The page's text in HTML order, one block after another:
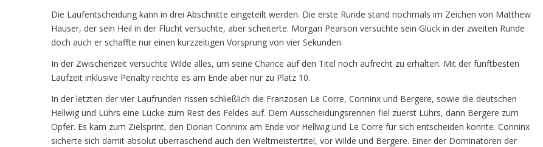
Die Laufentscheidung kann in drei Abschnitte eingeteilt werden. Die erste Runde stand nochmals im Zeichen von Matthew
Hauser, der sein Heil in der Flucht versuchte, aber scheiterte. Morgan Pearson versuchte sein Glück in der zweiten Runde
doch auch er schaffte nur einen kurzzeitigen Vorsprung von vier Sekunden.
In der Zwischenzeit versuchte Wilde alles, um seine Chance auf den Titel noch aufrecht zu erhalten. Mit der fünftbesten
Laufzeit inklusive Penalty reichte es am Ende aber nur zu Platz 10.
In der letzten der vier Laufrunden rissen schließlich die Franzosen Le Corre, Conninx und Bergere, sowie die deutschen
Hellwig und Lührs eine Lücke zum Rest des Feldes auf. Dem Ausscheidungsrennen fiel zuerst Lührs, dann Bergere zum
Opfer. Es kam zum Zielsprint, den Dorian Conninx am Ende vor Hellwig und Le Corre für sich entscheiden konnte. Conninx
sicherte sich damit absolut überraschend auch den Weltmeistertitel, vor Wilde und Bergere. Einer der Dominatoren der